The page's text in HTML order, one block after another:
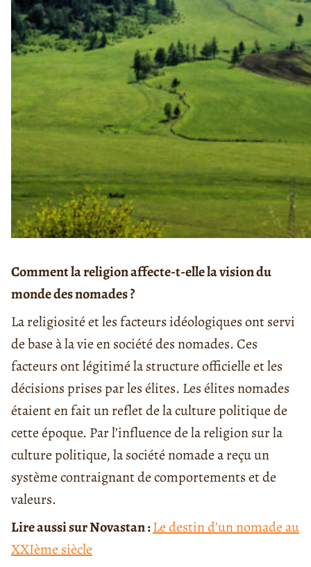
Comment la religion affecte-t-elle la vision du
monde des nomades ?
La religiosité et les facteurs idéologiques ont servi
de base à la vie en société des nomades. Ces
facteurs ont légitimé la structure officielle et les
décisions prises par les élites. Les élites nomades
étaient en fait un reflet de la culture politique de
cette époque. Par l’influence de la religion sur la
culture politique, la société nomade a reçu un
système contraignant de comportements et de
valeurs.
Lire aussi sur Novastan :Le destin d’un nomade au
XXIème siècle